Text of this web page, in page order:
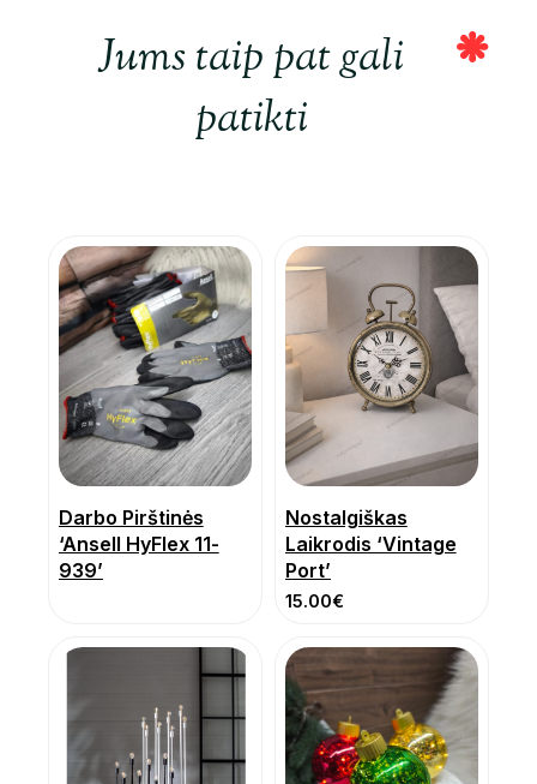
Jums taip pat gali
patikti
Darbo Pirštinės
‘Ansell HyFlex 11-
939’
Nostalgiškas
Laikrodis ‘Vintage
Port’
15.00€